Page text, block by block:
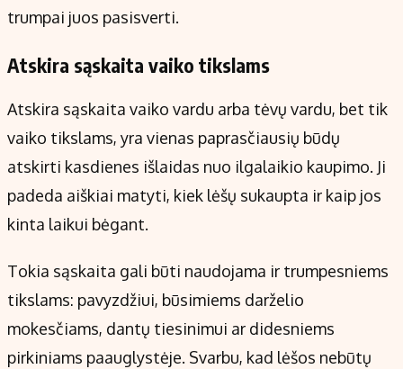
trumpai juos pasisverti.
Atskira sąskaita vaiko tikslams
Atskira sąskaita vaiko vardu arba tėvų vardu, bet tik
vaiko tikslams, yra vienas paprasčiausių būdų
atskirti kasdienes išlaidas nuo ilgalaikio kaupimo. Ji
padeda aiškiai matyti, kiek lėšų sukaupta ir kaip jos
kinta laikui bėgant.
Tokia sąskaita gali būti naudojama ir trumpesniems
tikslams: pavyzdžiui, būsimiems darželio
mokesčiams, dantų tiesinimui ar didesniems
pirkiniams paauglystėje. Svarbu, kad lėšos nebūtų